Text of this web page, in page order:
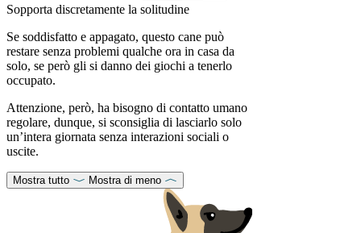
Sopporta discretamente la solitudine
Se soddisfatto e appagato, questo cane può
restare senza problemi qualche ora in casa da
solo, se però gli si danno dei giochi a tenerlo
occupato.
Attenzione, però, ha bisogno di contatto umano
regolare, dunque, si sconsiglia di lasciarlo solo
un’intera giornata senza interazioni sociali o
uscite.
Mostra tutto Mostra di meno